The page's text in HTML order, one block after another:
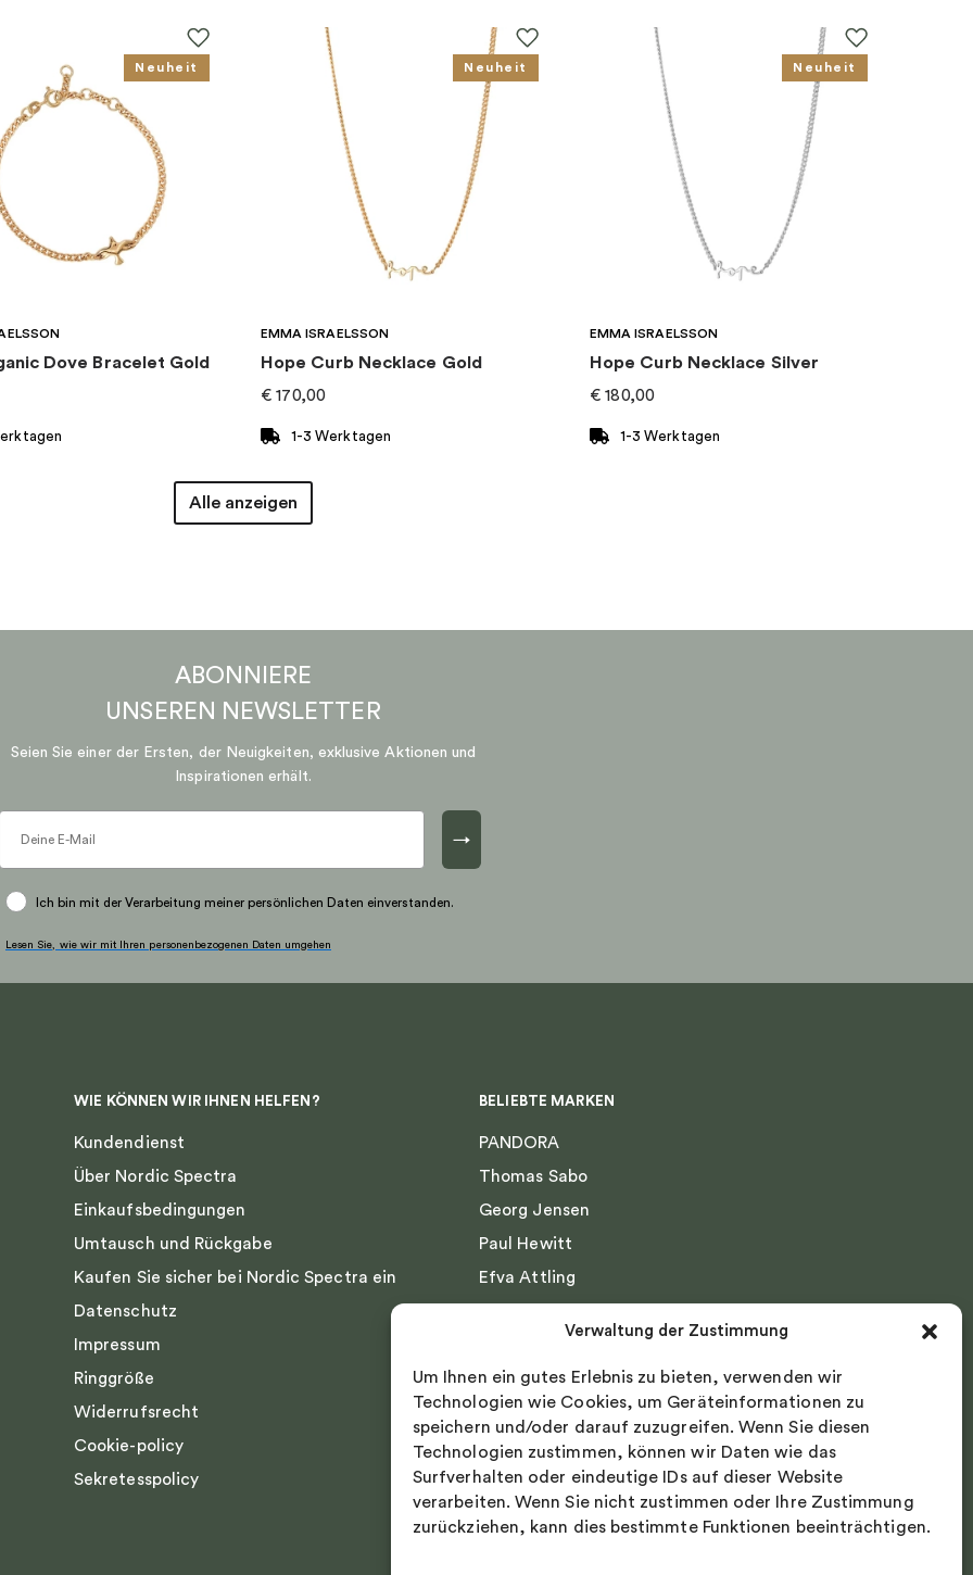
Verwaltung der Zustimmung
Um Ihnen ein gutes Erlebnis zu bieten, verwenden wir
Technologien wie Cookies, um Geräteinformationen zu
speichern und/oder darauf zuzugreifen. Wenn Sie diesen
Technologien zustimmen, können wir Daten wie das
Surfverhalten oder eindeutige IDs auf dieser Website
verarbeiten. Wenn Sie nicht zustimmen oder Ihre Zustimmung
zurückziehen, kann dies bestimmte Funktionen beeinträchtigen.
Neuheit
Dove Bracelet Gold
Neuheit
EMMA ISRAELSSON
Hope Curb Necklace Gold
€ 170,00
1-3 Werktagen
Neuheit
EMMA ISRAELSSON
Hope Curb Necklace Silver
€ 180,00
1-3 Werktagen
Alle anzeigen
ABONNIERE
UNSEREN NEWSLETTER
Seien Sie einer der Ersten, der Neuigkeiten, exklusive Aktionen und
Inspirationen erhält.
→
Ich bin mit der Verarbeitung meiner persönlichen Daten einverstanden.
Lesen Sie, wie wir mit Ihren personenbezogenen Daten umgehen
WIE KÖNNEN WIR IHNEN HELFEN?
Kundendienst
Über Nordic Spectra
Einkaufsbedingungen
Umtausch und Rückgabe
Kaufen Sie sicher bei Nordic Spectra ein
Datenschutz
Impressum
Ringgröße
Widerrufsrecht
Cookie-policy
Sekretesspolicy
BELIEBTE MARKEN
PANDORA
Thomas Sabo
Georg Jensen
Paul Hewitt
Efva Attling
Nordic Spectra